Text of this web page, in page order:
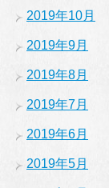
2019年10月
2019年9月
2019年8月
2019年7月
2019年6月
2019年5月